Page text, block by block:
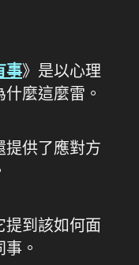
事》是以心理
麼這麼雷。
提供了應對方
提到該如何面
。